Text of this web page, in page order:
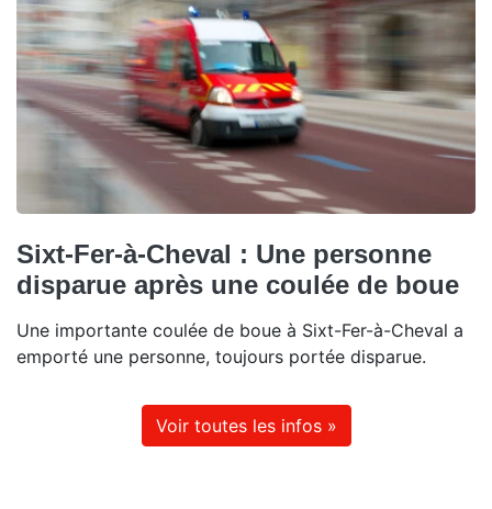
Sixt-Fer-à-Cheval : Une personne
disparue après une coulée de boue
Une importante coulée de boue à Sixt-Fer-à-Cheval a
emporté une personne, toujours portée disparue.
Voir toutes les infos »